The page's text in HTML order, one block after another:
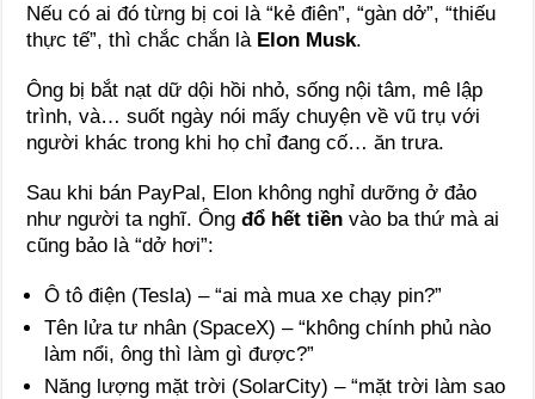
Nếu có ai đó từng bị coi là “kẻ điên”, “gàn dở”, “thiếu
thực tế”, thì chắc chắn là Elon Musk.
Ông bị bắt nạt dữ dội hồi nhỏ, sống nội tâm, mê lập
trình, và… suốt ngày nói mấy chuyện về vũ trụ với
người khác trong khi họ chỉ đang cố… ăn trưa.
Sau khi bán PayPal, Elon không nghỉ dưỡng ở đảo
như người ta nghĩ. Ôngđổ hết tiền vào ba thứ mà ai
cũng bảo là “dở hơi”:
Ô tô điện (Tesla) – “ai mà mua xe chạy pin?”
Tên lửa tư nhân (SpaceX) – “không chính phủ nào
làm nổi, ông thì làm gì được?”
Năng lượng mặt trời (SolarCity) – “mặt trời làm sao